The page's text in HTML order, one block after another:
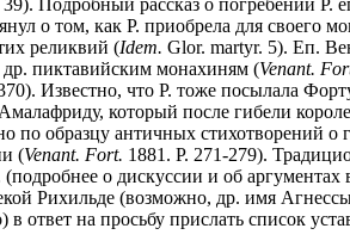
Подробный рассказ о погребении
о том, как Р. приобрела для своего
реликвий (Idem. Glor. martyr. 5). Еп.
пиктавийским монахиням (Venant.
Известно, что Р. тоже посылала
который после гибели
по образцу античных стихотворений
(Venant. Fort. 1881. P. 271-279).
о дискуссии и об аргументах
Рихильде (возможно, др. имя
в ответ на просьбу прислать список